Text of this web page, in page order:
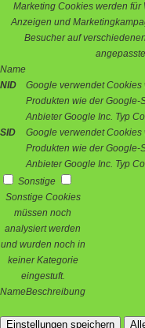
Marketing Cookies werden
Anzeigen und
Besucher auf
Name
NID
Google verwendet
Produkten wie der Google-
Anbieter Google Inc. Typ
SID
Google verwendet
Produkten wie der Google-
Anbieter Google Inc. Typ
Sonstige
Sonstige Cookies
müssen noch
analysiert werden
und wurden noch in
keiner Kategorie
eingestuft.
NameBeschreibung
Einstellungen speichern